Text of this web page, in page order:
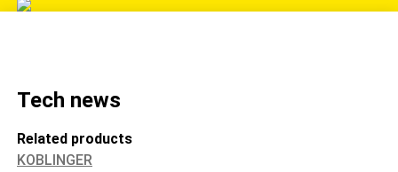
Tech news
Related products
KOBLINGER